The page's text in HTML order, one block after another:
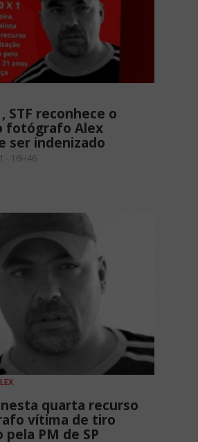
STF reconhece o
fotógrafo Alex
ser indenizado
- 16H46
nesta quarta recurso
vítima de tiro
pela PM de SP